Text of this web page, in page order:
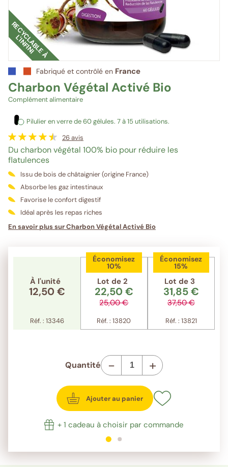
R
E
C
Y
C
L
A
B
L
E
À
L
'
I
N
F
I
N
I
Fabriqué et contrôlé en France
Charbon Végétal Activé Bio
Complément alimentaire
Pilulier en verre de 60 gélules. 7 à 15 utilisations.
26avis
Du charbon végétal 100% bio pour réduire les
flatulences
Issu de bois de châtaignier (origine France)
Absorbe les gaz intestinaux
Favorise le confort digestif
Idéal après les repas riches
En savoir plus sur Charbon Végétal Activé Bio
À l'unité
12,50 €
Réf. : 13346
Économisez
10%
Lot de 2
22,50 €
25,00 €
Réf. : 13820
Économisez
15%
Lot de 3
31,85 €
37,50 €
Réf. : 13821
Quantité - +
Ajouter au panier
+ 1 cadeau à choisir par commande
1sur 2 2sur 2